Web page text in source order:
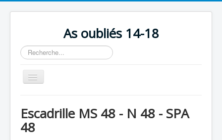
As oubliés 14-18
Rechercher
Basculer
la
Chronologie
Escadrilles
Escadrille MS 48 - N 48 - SPA
48